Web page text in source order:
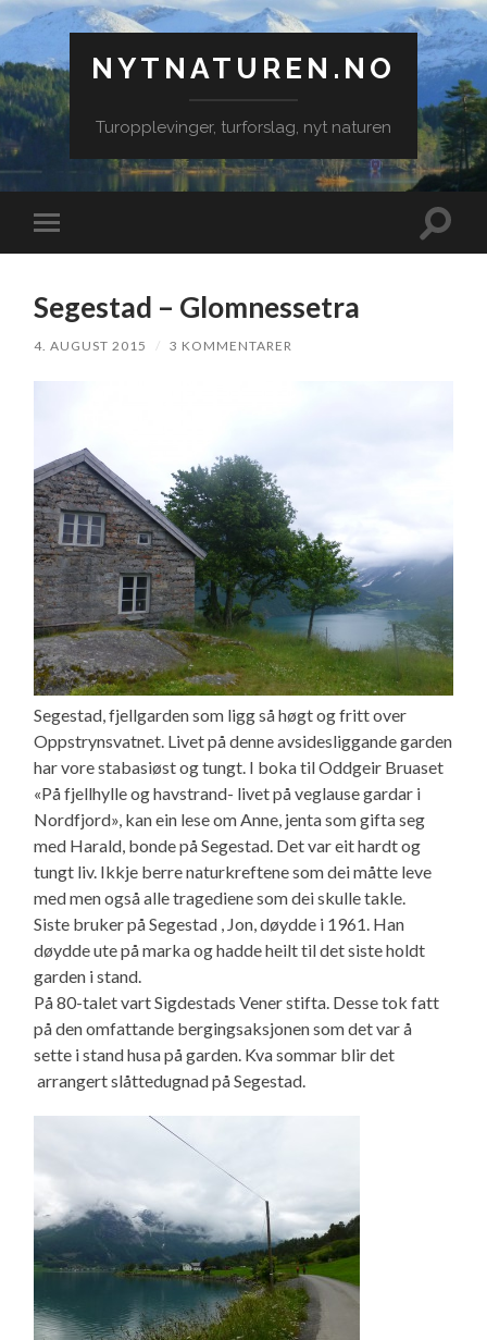
NYTNATUREN.NO
Turopplevinger, turforslag, nyt naturen
Veksle
mobilmeny
Veksle
Segestad – Glomnessetra
4. AUGUST 2015 / 3 KOMMENTARER
Segestad, fjellgarden som ligg så høgt og fritt over
Oppstrynsvatnet. Livet på denne avsidesliggande garden
har vore stabasiøst og tungt. I boka til Oddgeir Bruaset
«På fjellhylle og havstrand- livet på veglause gardar i
Nordfjord», kan ein lese om Anne, jenta som gifta seg
med Harald, bonde på Segestad. Det var eit hardt og
tungt liv. Ikkje berre naturkreftene som dei måtte leve
med men også alle tragediene som dei skulle takle.
Siste bruker på Segestad , Jon, døydde i 1961. Han
døydde ute på marka og hadde heilt til det siste holdt
garden i stand.
På 80-talet vart Sigdestads Vener stifta. Desse tok fatt
på den omfattande bergingsaksjonen som det var å
sette i stand husa på garden. Kva sommar blir det
arrangert slåttedugnad på Segestad.